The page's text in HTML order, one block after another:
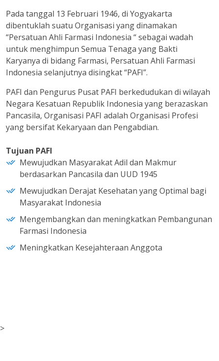
Pada tanggal 13 Februari 1946, di Yogyakarta
dibentuklah suatu Organisasi yang dinamakan
“Persatuan Ahli Farmasi Indonesia “ sebagai wadah
untuk menghimpun Semua Tenaga yang Bakti
Karyanya di bidang Farmasi, Persatuan Ahli Farmasi
Indonesia selanjutnya disingkat “PAFI”.
PAFI dan Pengurus Pusat PAFI berkedudukan di wilayah
Negara Kesatuan Republik Indonesia yang berazaskan
Pancasila, Organisasi PAFI adalah Organisasi Profesi
yang bersifat Kekaryaan dan Pengabdian.
Tujuan PAFI
Mewujudkan Masyarakat Adil dan Makmur
berdasarkan Pancasila dan UUD 1945
Mewujudkan Derajat Kesehatan yang Optimal bagi
Masyarakat Indonesia
Mengembangkan dan meningkatkan Pembangunan
Farmasi Indonesia
Meningkatkan Kesejahteraan Anggota
>